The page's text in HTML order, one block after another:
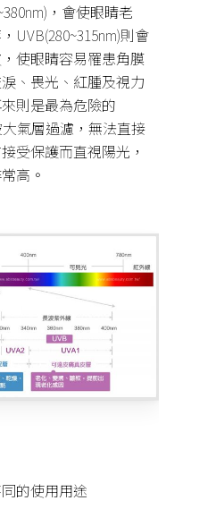
，會使眼睛老
UVB(280~315nm)則會
使眼睛容易罹患角膜
、畏光、紅腫及視力
則是最為危險的
氣層過濾，無法直接
受保護而直視陽光，
高。
的使用用途